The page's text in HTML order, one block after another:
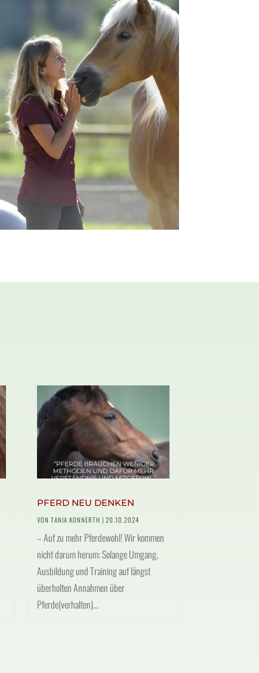
PFERD NEU DENKEN
VON TANIA KONNERTH | 20.10.2024
– Auf zu mehr Pferdewohl! Wir kommen
nicht darum herum: Solange Umgang,
Ausbildung und Training auf längst
überholten Annahmen über
Pferde(verhalten)...